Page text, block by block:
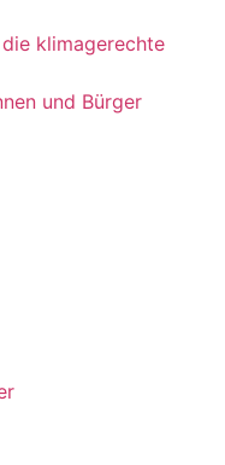
klimagerechte
und Bürger